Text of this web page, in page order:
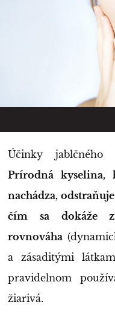
Účinky
Prírodná
nachádza,
čím sa dokáže
rovnováha
a zásaditými
pravidelnom
žiarivá.